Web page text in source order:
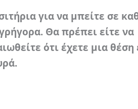
για να μπείτε σε
Θα πρέπει είτε να
ότι έχετε μια θέση